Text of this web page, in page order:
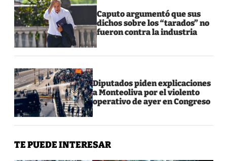
Caputo argumentó que sus
dichos sobre los “tarados” no
fueron contra la industria
Diputados piden explicaciones
a Monteoliva por el violento
operativo de ayer en Congreso
TE PUEDE INTERESAR